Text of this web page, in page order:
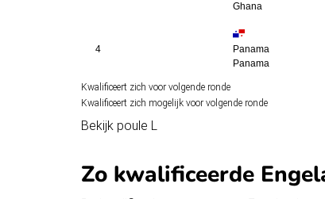
Ghana
4
Panama
Panama
Kwalificeert zich voor volgende ronde
Kwalificeert zich mogelijk voor volgende ronde
Bekijk poule L
Zo kwalificeerde